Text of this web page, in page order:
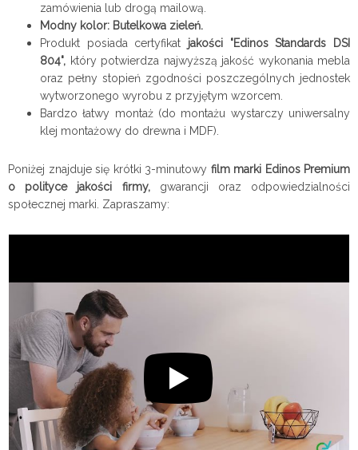
zamówienia lub drogą mailową.
Modny kolor: Butelkowa zieleń.
Produkt posiada certyfikat jakości "Edinos Standards DSI
804", który potwierdza najwyższą jakość wykonania mebla
oraz pełny stopień zgodności poszczególnych jednostek
wytworzonego wyrobu z przyjętym wzorcem.
Bardzo łatwy montaż (do montażu wystarczy uniwersalny
klej montażowy do drewna i MDF).
Poniżej znajduje się krótki 3-minutowy film marki Edinos Premium
o polityce jakości firmy, gwarancji oraz odpowiedzialności
społecznej marki. Zapraszamy: